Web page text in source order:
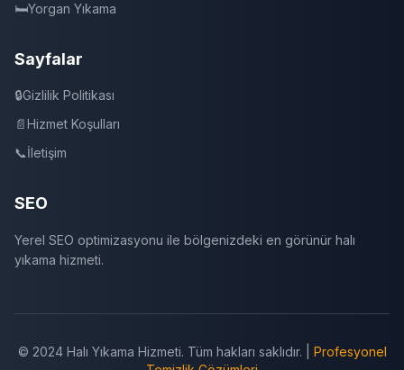
🛏️Yorgan Yıkama
Sayfalar
🔒Gizlilik Politikası
📄Hizmet Koşulları
📞İletişim
SEO
Yerel SEO optimizasyonu ile bölgenizdeki en görünür halı
yıkama hizmeti.
© 2024 Halı Yıkama Hizmeti. Tüm hakları saklıdır. | Profesyonel